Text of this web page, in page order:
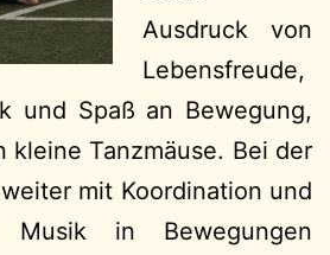
Ausdruck von
Lebensfreude,
und Spaß an Bewegung,
kleine Tanzmäuse. Bei der
mit Koordination und
Musik in Bewegungen